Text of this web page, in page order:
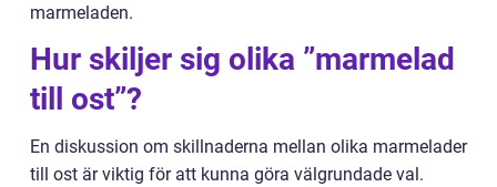
marmeladen.
Hur skiljer sig olika ”marmelad
till ost”?
En diskussion om skillnaderna mellan olika marmelader
till ost är viktig för att kunna göra välgrundade val.